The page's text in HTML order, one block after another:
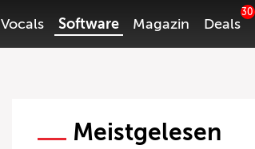
Vocals Software Magazin Deals
30
Meistgelesen